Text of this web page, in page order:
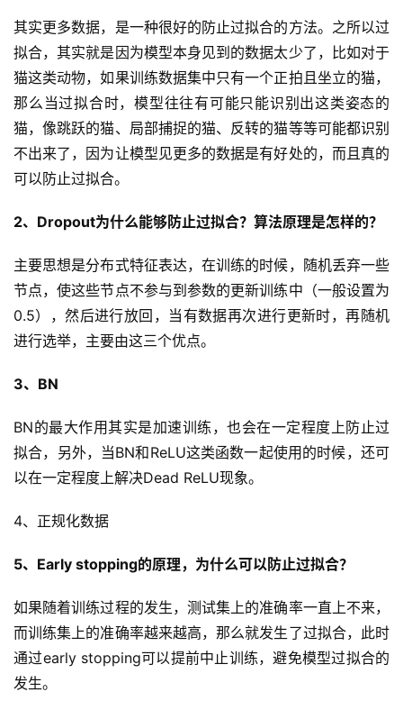
首
讯
程
设
计
专
其实更多数据，是一种很好的防止过拟合的方法。之所以过
拟合，其实就是因为模型本身见到的数据太少了，比如对于
猫这类动物，如果训练数据集中只有一个正拍且坐立的猫，
那么当过拟合时，模型往往有可能只能识别出这类姿态的
猫，像跳跃的猫、局部捕捉的猫、反转的猫等等可能都识别
不出来了，因为让模型见更多的数据是有好处的，而且真的
可以防止过拟合。
2、Dropout为什么能够防止过拟合？算法原理是怎样的？
主要思想是分布式特征表达，在训练的时候，随机丢弃一些
节点，使这些节点不参与到参数的更新训练中（一般设置为
0.5），然后进行放回，当有数据再次进行更新时，再随机
进行选举，主要由这三个优点。
3、BN
BN的最大作用其实是加速训练，也会在一定程度上防止过
拟合，另外，当BN和ReLU这类函数一起使用的时候，还可
以在一定程度上解决Dead ReLU现象。
4、正规化数据
5、Early stopping的原理，为什么可以防止过拟合？
如果随着训练过程的发生，测试集上的准确率一直上不来，
而训练集上的准确率越来越高，那么就发生了过拟合，此时
通过early stopping可以提前中止训练，避免模型过拟合的
发生。